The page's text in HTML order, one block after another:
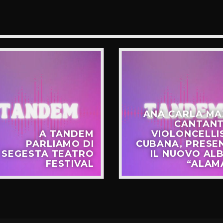
A TANDEM
PARLIAMO DI
SEGESTA TEATRO
FESTIVAL
ANA CARLA
CUBANA,
IL NUOVO